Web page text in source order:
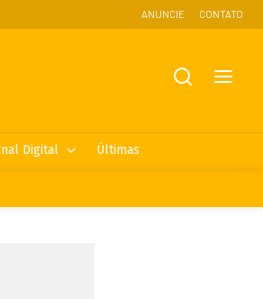
ANUNCIE CONTATO
Digital Últimas